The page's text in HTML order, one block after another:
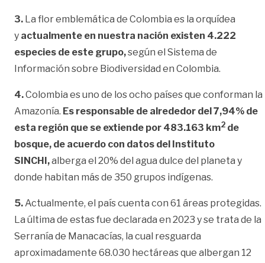
3. La flor emblemática de Colombia es la orquídea
y actualmente en nuestra nación existen 4.222
especies de este grupo,según el Sistema de
Información sobre Biodiversidad en Colombia.
4.Colombia es uno de los ocho países que conforman la
Amazonía. Es responsable de alrededor del 7,94% de
esta región que se extiende por 483.163 km2 de
bosque, de acuerdo con datos del Instituto
SINCHI,alberga el 20% del agua dulce del planeta y
donde habitan más de 350 grupos indígenas.
5.Actualmente, el país cuenta con 61 áreas protegidas.
La última de estas fue declarada en 2023 y se trata de la
Serranía de Manacacías, la cual resguarda
aproximadamente 68.030 hectáreas que albergan 12